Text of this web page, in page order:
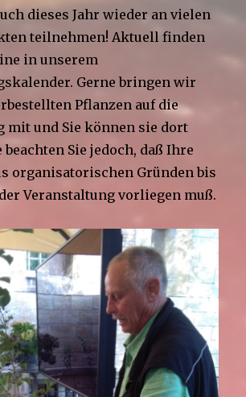
dieses Jahr wieder an vielen
teilnehmen! Aktuell finden
in unserem
Gerne bringen wir
Pflanzen auf die
mit und Sie können sie dort
Sie jedoch, daß Ihre
organisatorischen Gründen bis
Veranstaltung vorliegen muß.